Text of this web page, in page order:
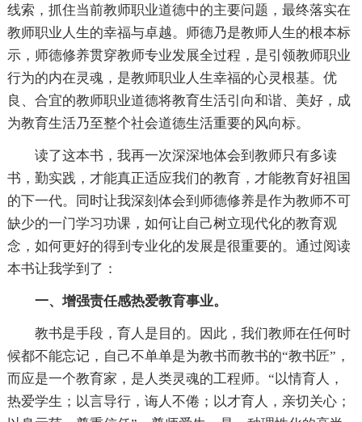
线索，抓住当前教师职业道德中的主要问题，最终落实在
教师职业人生的幸福与卓越。师德乃是教师人生的根本标
示，师德修养贯穿教师专业发展全过程，是引领教师职业
行为的内在灵魂，是教师职业人生幸福的心灵根基。优
良、合宜的教师职业道德将教育生活引向和谐、美好，成
为教育生活乃至整个社会道德生活重要的风向标。
读了这本书，我再一次深深地体会到教师只有多读
书，勤实践，才能真正适应我们的教育，才能教育好祖国
的下一代。同时让我深刻体会到师德修养是作为教师不可
缺少的一门学习功课，如何让自己树立现代化的教育观
念，如何更好的得到专业化的发展是很重要的。通过阅读
本书让我学到了：
一、增强责任感热爱教育事业。
教书是手段，育人是目的。因此，我们教师在任何时
候都不能忘记，自己不单单是为教书而教书的“教书匠”，
而应是一个教育家，是人类灵魂的工程师。“以情育人，
热爱学生；以言导行，诲人不倦；以才育人，亲切关心；